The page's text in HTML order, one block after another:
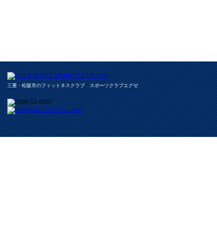
三重・松阪市のフィットネスクラブ スポーツクラブエグゼ